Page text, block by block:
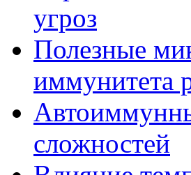
угроз
Полезные
иммунитета
сложностей